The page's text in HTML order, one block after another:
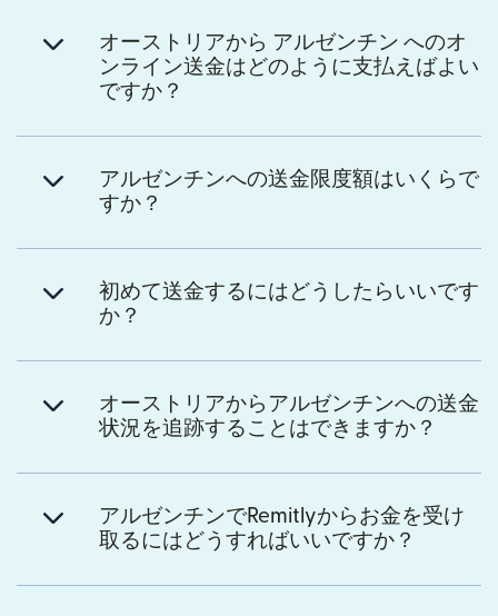
オーストリアから アルゼンチン へのオ
ンライン送金はどのように支払えばよい
ですか？
アルゼンチンへの送金限度額はいくらで
すか？
初めて送金するにはどうしたらいいです
か？
オーストリアからアルゼンチンへの送金
状況を追跡することはできますか？
アルゼンチンでRemitlyからお金を受け
取るにはどうすればいいですか？